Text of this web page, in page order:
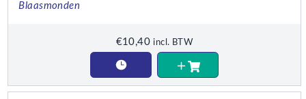
Blaasmonden
€10,40 incl. BTW